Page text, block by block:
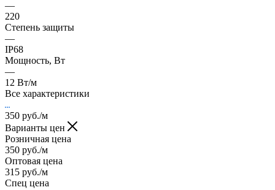
—
220
Степень защиты
—
IP68
Мощность, Вт
—
12 Вт/м
Все характеристики
350 руб./м
Варианты цен
Розничная цена
350 руб./м
Оптовая цена
315 руб./м
Спец цена